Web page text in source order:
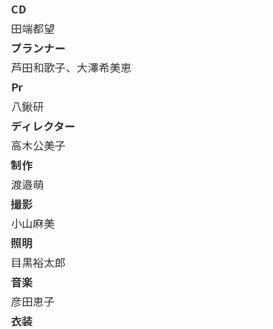
CD
田端都望
プランナー
芦田和歌子、大澤希美恵
Pr
八鍬研
ディレクター
高木公美子
制作
渡邉萌
撮影
小山麻美
照明
目黒裕太郎
音楽
彦田恵子
衣装